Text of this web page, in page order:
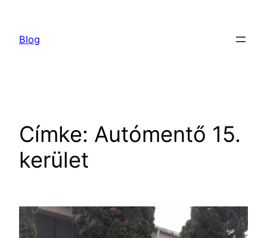
tartalomhoz
Blog
Címke: Autómentő 15.
kerület